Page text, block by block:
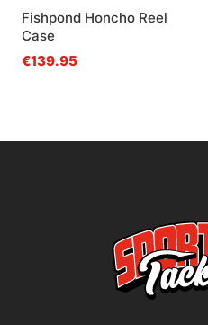
Fishpond Honcho Reel
Case
€139.95